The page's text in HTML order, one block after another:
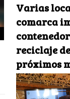
Varias
comarca
reciclaje
próximos